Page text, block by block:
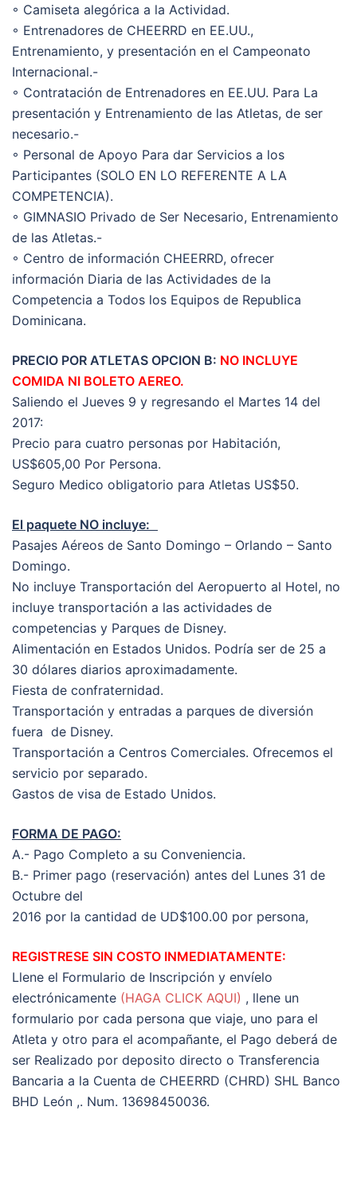
◦ Camiseta alegórica a la Actividad.
◦ Entrenadores de CHEERRD en EE.UU.,
Entrenamiento, y presentación en el Campeonato
Internacional.-
◦ Contratación de Entrenadores en EE.UU. Para La
presentación y Entrenamiento de las Atletas, de ser
necesario.-
◦ Personal de Apoyo Para dar Servicios a los
Participantes (SOLO EN LO REFERENTE A LA
COMPETENCIA).
◦ GIMNASIO Privado de Ser Necesario, Entrenamiento
de las Atletas.-
◦ Centro de información CHEERRD, ofrecer
información Diaria de las Actividades de la
Competencia a Todos los Equipos de Republica
Dominicana.
PRECIO POR ATLETAS OPCION B: NO INCLUYE
COMIDA NI BOLETO AEREO.
Saliendo el Jueves 9 y regresando el Martes 14 del
2017:
Precio para cuatro personas por Habitación,
US$605,00 Por Persona.
Seguro Medico obligatorio para Atletas US$50.
El paquete NO incluye:
Pasajes Aéreos de Santo Domingo – Orlando – Santo
Domingo.
No incluye Transportación del Aeropuerto al Hotel, no
incluye transportación a las actividades de
competencias y Parques de Disney.
Alimentación en Estados Unidos. Podría ser de 25 a
30 dólares diarios aproximadamente.
Fiesta de confraternidad.
Transportación y entradas a parques de diversión
fuera de Disney.
Transportación a Centros Comerciales. Ofrecemos el
servicio por separado.
Gastos de visa de Estado Unidos.
FORMA DE PAGO:
A.- Pago Completo a su Conveniencia.
B.- Primer pago (reservación) antes del Lunes 31 de
Octubre del
2016 por la cantidad de UD$100.00 por persona,
REGISTRESE SIN COSTO INMEDIATAMENTE:
Llene el Formulario de Inscripción y envíelo
electrónicamente (HAGA CLICK AQUI) , llene un
formulario por cada persona que viaje, uno para el
Atleta y otro para el acompañante, el Pago deberá de
ser Realizado por deposito directo o Transferencia
Bancaria a la Cuenta de CHEERRD (CHRD) SHL Banco
BHD León ,. Num. 13698450036.